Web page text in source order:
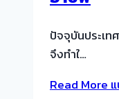
ปัจจุบันประเ
จึงทำใ…
Read More